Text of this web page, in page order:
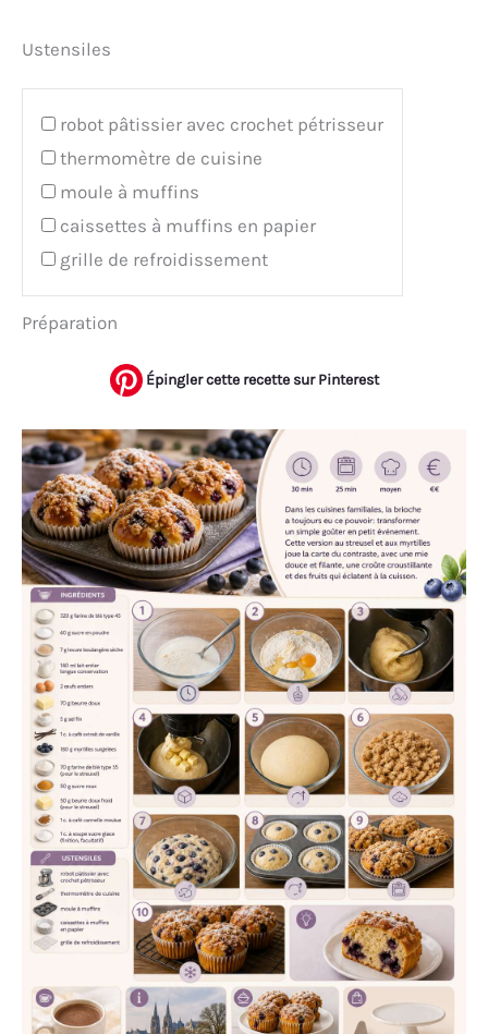
Ustensiles
robot pâtissier avec crochet pétrisseur
thermomètre de cuisine
moule à muffins
caissettes à muffins en papier
grille de refroidissement
Préparation
Épingler cette recette sur Pinterest